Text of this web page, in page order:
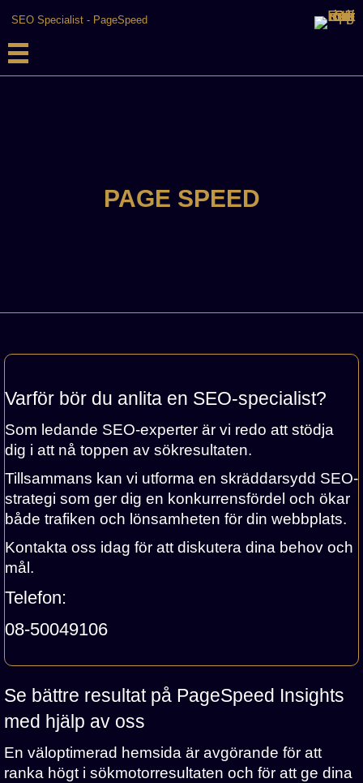
SEO Specialist - PageSpeed
PAGE SPEED
Varför bör du anlita en SEO-specialist?
Som ledande SEO-experter är vi redo att stödja
dig i att nå toppen av sökresultaten.
Tillsammans kan vi utforma en skräddarsydd SEO-
strategi som ger dig en konkurrensfördel och ökar
både trafiken och lönsamheten för din webbplats.
Kontakta oss idag för att diskutera dina behov och
mål.
Telefon:
08-50049106
Se bättre resultat på PageSpeed Insights
med hjälp av oss
En väloptimerad hemsida är avgörande för att
ranka högt i sökmotorresultaten och för att ge dina